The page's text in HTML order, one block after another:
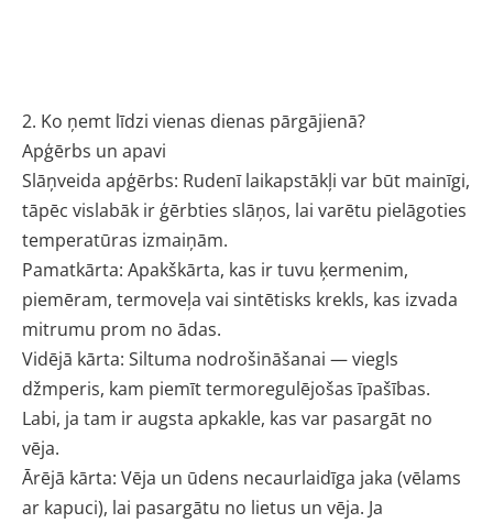
2. Ko ņemt līdzi vienas dienas pārgājienā?
Apģērbs un apavi
Slāņveida apģērbs: Rudenī laikapstākļi var būt mainīgi,
tāpēc vislabāk ir ģērbties slāņos, lai varētu pielāgoties
temperatūras izmaiņām.
Pamatkārta: Apakškārta, kas ir tuvu ķermenim,
piemēram, termoveļa vai sintētisks krekls, kas izvada
mitrumu prom no ādas.
Vidējā kārta: Siltuma nodrošināšanai — viegls
džmperis, kam piemīt termoregulējošas īpašības.
Labi, ja tam ir augsta apkakle, kas var pasargāt no
vēja.
Ārējā kārta: Vēja un ūdens necaurlaidīga jaka (vēlams
ar kapuci), lai pasargātu no lietus un vēja. Ja